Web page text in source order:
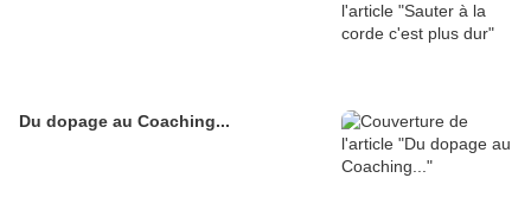
Du dopage au Coaching...